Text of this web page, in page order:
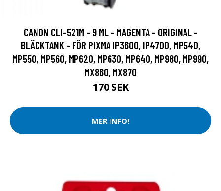
CANON CLI-521M - 9 ML - MAGENTA - ORIGINAL -
BLÄCKTANK - FÖR PIXMA IP3600, IP4700, MP540,
MP550, MP560, MP620, MP630, MP640, MP980, MP990,
MX860, MX870
170 SEK
MER INFO!